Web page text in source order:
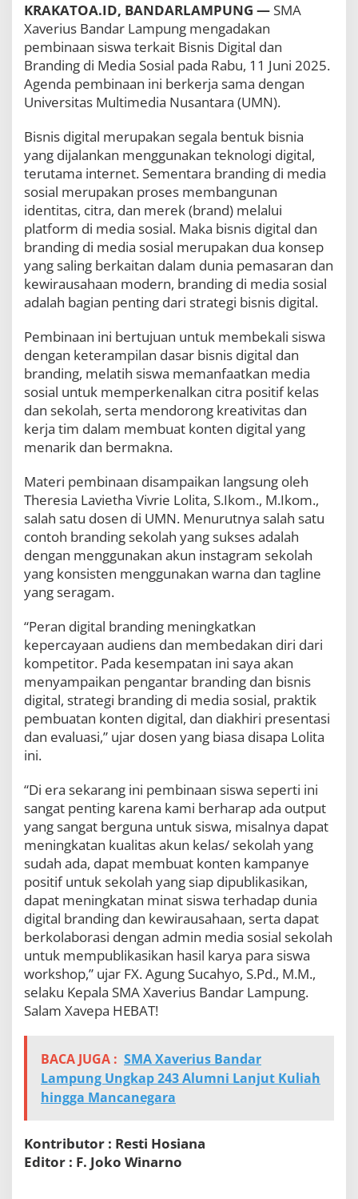
M
a
v
e
u
s
B
a
r
L
a
m
p
u
g
B
i
s
n
i
s
g
i
t
a
l
a
n
d
i
n
d
i
M
a
S
o
i
a
l
”
KRAKATOA.ID, BANDARLAMPUNG — SMA
Xaverius Bandar Lampung mengadakan
pembinaan siswa terkait Bisnis Digital dan
Branding di Media Sosial pada Rabu, 11 Juni 2025.
Agenda pembinaan ini berkerja sama dengan
Universitas Multimedia Nusantara (UMN).
Bisnis digital merupakan segala bentuk bisnia
yang dijalankan menggunakan teknologi digital,
terutama internet. Sementara branding di media
sosial merupakan proses membangunan
identitas, citra, dan merek (brand) melalui
platform di media sosial. Maka bisnis digital dan
branding di media sosial merupakan dua konsep
yang saling berkaitan dalam dunia pemasaran dan
kewirausahaan modern, branding di media sosial
adalah bagian penting dari strategi bisnis digital.
Pembinaan ini bertujuan untuk membekali siswa
dengan keterampilan dasar bisnis digital dan
branding, melatih siswa memanfaatkan media
sosial untuk memperkenalkan citra positif kelas
dan sekolah, serta mendorong kreativitas dan
kerja tim dalam membuat konten digital yang
menarik dan bermakna.
Materi pembinaan disampaikan langsung oleh
Theresia Lavietha Vivrie Lolita, S.Ikom., M.Ikom.,
salah satu dosen di UMN. Menurutnya salah satu
contoh branding sekolah yang sukses adalah
dengan menggunakan akun instagram sekolah
yang konsisten menggunakan warna dan tagline
yang seragam.
“Peran digital branding meningkatkan
kepercayaan audiens dan membedakan diri dari
kompetitor. Pada kesempatan ini saya akan
menyampaikan pengantar branding dan bisnis
digital, strategi branding di media sosial, praktik
pembuatan konten digital, dan diakhiri presentasi
dan evaluasi,” ujar dosen yang biasa disapa Lolita
ini.
“Di era sekarang ini pembinaan siswa seperti ini
sangat penting karena kami berharap ada output
yang sangat berguna untuk siswa, misalnya dapat
meningkatan kualitas akun kelas/ sekolah yang
sudah ada, dapat membuat konten kampanye
positif untuk sekolah yang siap dipublikasikan,
dapat meningkatan minat siswa terhadap dunia
digital branding dan kewirausahaan, serta dapat
berkolaborasi dengan admin media sosial sekolah
untuk mempublikasikan hasil karya para siswa
workshop,” ujar FX. Agung Sucahyo, S.Pd., M.M.,
selaku Kepala SMA Xaverius Bandar Lampung.
Salam Xavepa HEBAT!
BACA JUGA : SMA Xaverius Bandar
Lampung Ungkap 243 Alumni Lanjut Kuliah
hingga Mancanegara
Kontributor : Resti Hosiana
Editor : F. Joko Winarno